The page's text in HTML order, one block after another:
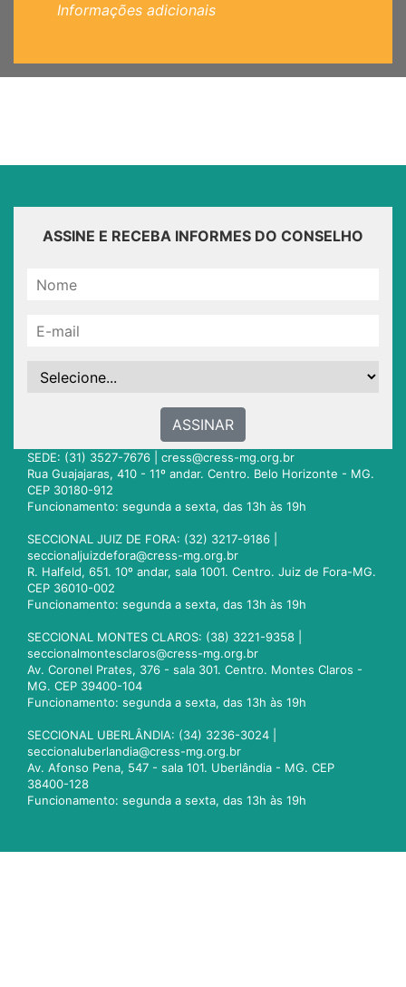
Informações adicionais
ASSINE E RECEBA INFORMES DO CONSELHO
ASSINAR
SEDE: (31) 3527-7676 | cress@cress-mg.org.br
Rua Guajajaras, 410 - 11º andar. Centro. Belo Horizonte - MG.
CEP 30180-912
Funcionamento: segunda a sexta, das 13h às 19h
SECCIONAL JUIZ DE FORA: (32) 3217-9186 |
seccionaljuizdefora@cress-mg.org.br
R. Halfeld, 651. 10º andar, sala 1001. Centro. Juiz de Fora-MG.
CEP 36010-002
Funcionamento: segunda a sexta, das 13h às 19h
SECCIONAL MONTES CLAROS: (38) 3221-9358 |
seccionalmontesclaros@cress-mg.org.br
Av. Coronel Prates, 376 - sala 301. Centro. Montes Claros -
MG. CEP 39400-104
Funcionamento: segunda a sexta, das 13h às 19h
SECCIONAL UBERLÂNDIA: (34) 3236-3024 |
seccionaluberlandia@cress-mg.org.br
Av. Afonso Pena, 547 - sala 101. Uberlândia - MG. CEP
38400-128
Funcionamento: segunda a sexta, das 13h às 19h